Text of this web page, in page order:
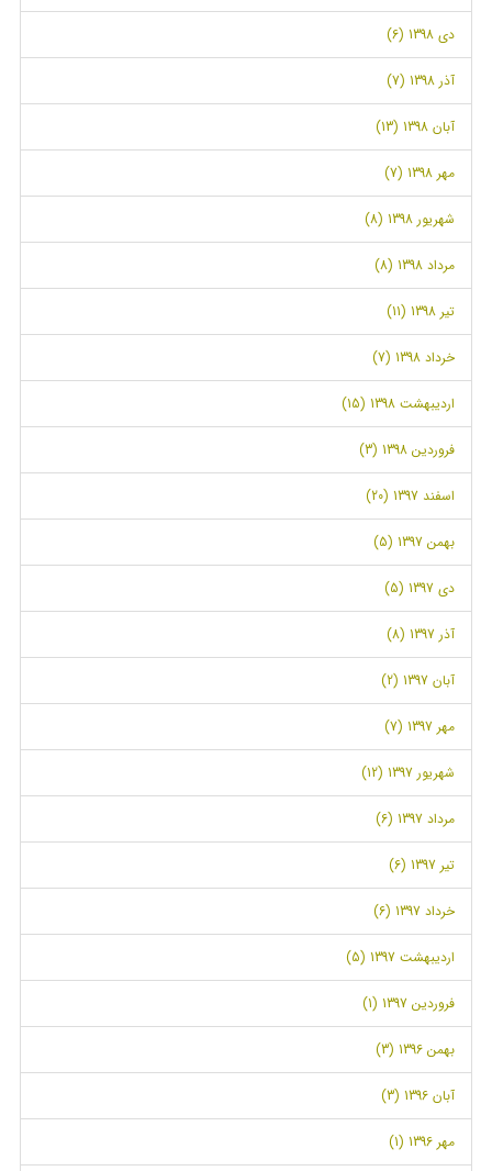
دی 1398 (6)
آذر 1398 (7)
آبان 1398 (13)
مهر 1398 (7)
شهریور 1398 (8)
مرداد 1398 (8)
تیر 1398 (11)
خرداد 1398 (7)
اردیبهشت 1398 (15)
فروردین 1398 (3)
اسفند 1397 (20)
بهمن 1397 (5)
دی 1397 (5)
آذر 1397 (8)
آبان 1397 (2)
مهر 1397 (7)
شهریور 1397 (12)
مرداد 1397 (6)
تیر 1397 (6)
خرداد 1397 (6)
اردیبهشت 1397 (5)
فروردین 1397 (1)
بهمن 1396 (3)
آبان 1396 (3)
مهر 1396 (1)